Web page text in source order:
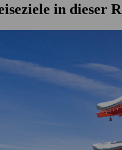
in dieser